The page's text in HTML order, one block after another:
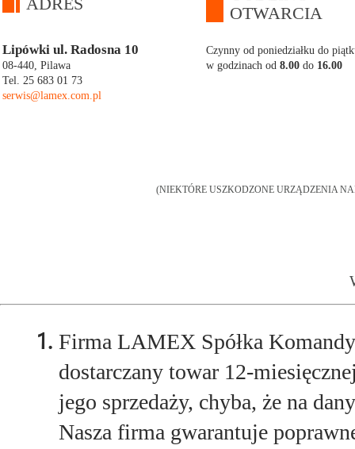
OTWARCIA
Lipówki ul. Radosna 10
08-440, Pilawa
Tel. 25 683 01 73
serwis@lamex.com.pl
Czynny od poniedziałku do
w godzinach od 8.00 do 16.00
(NIEKTÓRE USZKODZONE URZĄDZENIA
Firma LAMEX Spółka
dostarczany towar 12-
jego sprzedaży, chyba, że na
Nasza firma gwarantuje